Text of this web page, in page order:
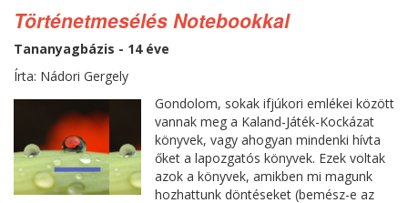
Történetmesélés Notebookkal
Tananyagbázis - 14 éve
Írta: Nádori Gergely
Gondolom, sokak ifjúkori emlékei között
vannak meg a Kaland-Játék-Kockázat
könyvek, vagy ahogyan mindenki hívta
őket a lapozgatós könyvek. Ezek voltak
azok a könyvek, amikben mi magunk
hozhattunk döntéseket (bemész-e az